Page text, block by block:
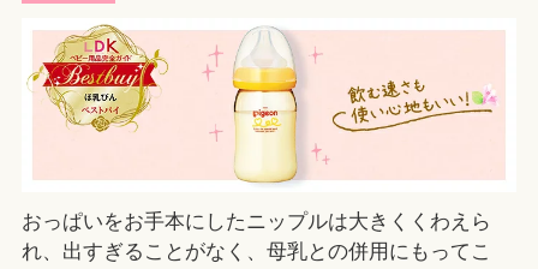
おっぱいをお手本にしたニップルは大きくくわえら
れ、出すぎることがなく、母乳との併用にもってこ